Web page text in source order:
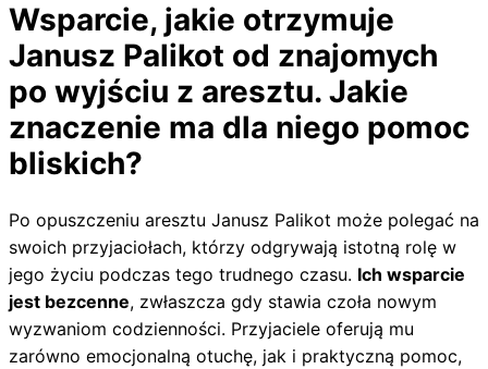
Wsparcie, jakie otrzymuje
Janusz Palikot od znajomych
po wyjściu z aresztu. Jakie
znaczenie ma dla niego pomoc
bliskich?
Po opuszczeniu aresztu Janusz Palikot może polegać na
swoich przyjaciołach, którzy odgrywają istotną rolę w
jego życiu podczas tego trudnego czasu. Ich wsparcie
jest bezcenne, zwłaszcza gdy stawia czoła nowym
wyzwaniom codzienności. Przyjaciele oferują mu
zarówno emocjonalną otuchę, jak i praktyczną pomoc,